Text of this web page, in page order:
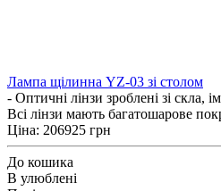
Лампа щілинна YZ-03 зі столом
- Оптичні лінзи зроблені зі скла,
Всі лінзи мають багатошарове
Ціна: 206925 грн
До кошика
В улюблені